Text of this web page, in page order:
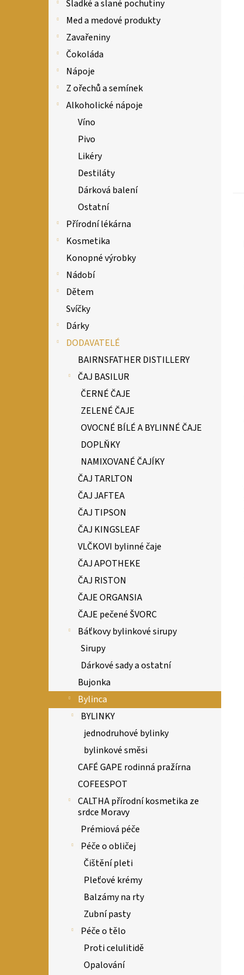
Sladké a slané pochutiny
Med a medové produkty
Zavařeniny
Čokoláda
Nápoje
Z ořechů a semínek
Alkoholické nápoje
Víno
Pivo
Likéry
Destiláty
Dárková balení
Ostatní
Přírodní lékárna
Kosmetika
Konopné výrobky
Nádobí
Dětem
Svíčky
Dárky
DODAVATELÉ
BAIRNSFATHER DISTILLERY
ČAJ BASILUR
ČERNÉ ČAJE
ZELENÉ ČAJE
OVOCNÉ BÍLÉ A BYLINNÉ ČAJE
DOPLŇKY
NAMIXOVANÉ ČAJÍKY
ČAJ TARLTON
ČAJ JAFTEA
ČAJ TIPSON
ČAJ KINGSLEAF
VLČKOVI bylinné čaje
ČAJ APOTHEKE
ČAJ RISTON
ČAJE ORGANSIA
ČAJE pečené ŠVORC
Báťkovy bylinkové sirupy
Sirupy
Dárkové sady a ostatní
Bujonka
Bylinca
BYLINKY
jednodruhové bylinky
bylinkové směsi
CAFÉ GAPE rodinná pražírna
COFEESPOT
CALTHA přírodní kosmetika ze
srdce Moravy
Prémiová péče
Péče o obličej
Čištění pleti
Pleťové krémy
Balzámy na rty
Zubní pasty
Péče o tělo
Proti celulitidě
Opalování